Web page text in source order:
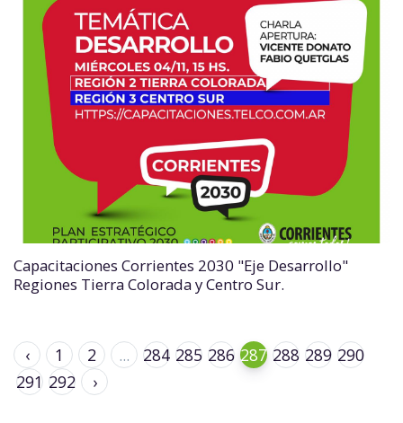
Capacitaciones Corrientes 2030 "Eje Desarrollo"
Regiones Tierra Colorada y Centro Sur.
‹ 1 2 ... 284 285 286 287 288 289 290
291 292 ›